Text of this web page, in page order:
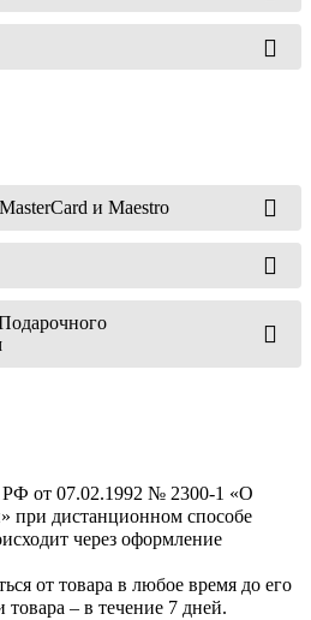
и Maestro
РФ от 07.02.1992 № 2300-1 «О
при дистанционном способе
через оформление
от товара в любое время до его
товара – в течение 7 дней.